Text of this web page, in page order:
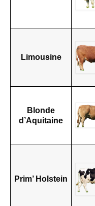
Limousine
Blonde
d’Aquitaine
Prim’ Holstein